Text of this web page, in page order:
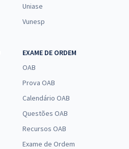
Uniase
Vunesp
EXAME DE ORDEM
OAB
Prova OAB
Calendário OAB
Questões OAB
Recursos OAB
Exame de Ordem